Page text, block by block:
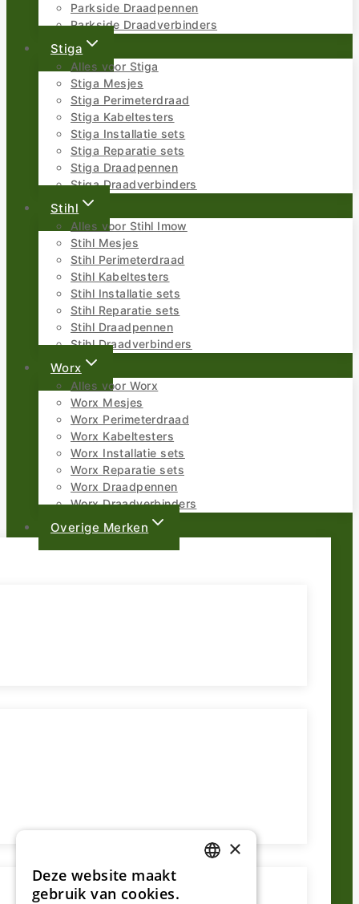
Parkside Draadpennen
Parkside Draadverbinders
Stiga
Alles voor Stiga
Stiga Mesjes
Stiga Perimeterdraad
Stiga Kabeltesters
Stiga Installatie sets
Stiga Reparatie sets
Stiga Draadpennen
Stiga Draadverbinders
Stihl
Alles voor Stihl Imow
Stihl Mesjes
Stihl Perimeterdraad
Stihl Kabeltesters
Stihl Installatie sets
Stihl Reparatie sets
Stihl Draadpennen
Stihl Draadverbinders
Worx
Alles voor Worx
Worx Mesjes
Worx Perimeterdraad
Worx Kabeltesters
Worx Installatie sets
Worx Reparatie sets
Worx Draadpennen
Worx Draadverbinders
Overige Merken
×
Deze website maakt
gebruik van cookies.